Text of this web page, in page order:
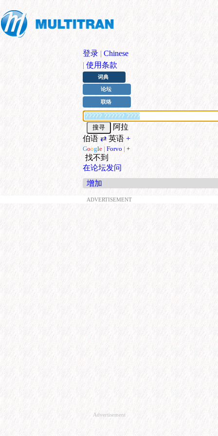
登录 | Chinese
| 使用条款
词典
论坛
联络
阿拉
伯语⇄ 英语 +
Google | Forvo | +
找不到
在论坛发问
增加
ADVERTISEMENT
Advertisement